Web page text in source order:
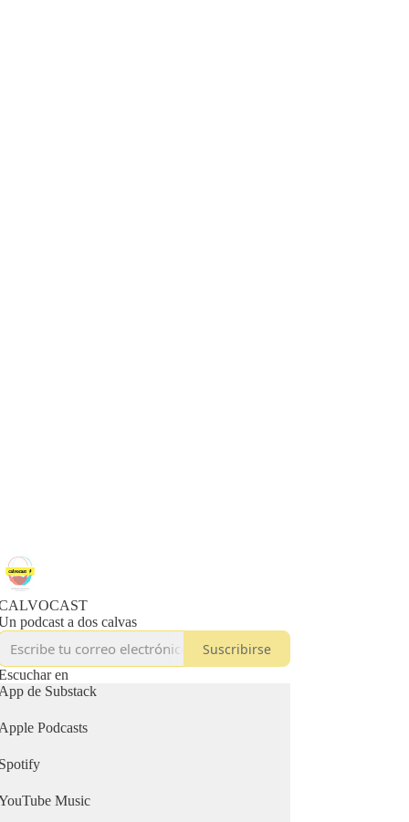
podcast a dos calvas
Suscribirse
en
de Substack
Podcasts
Music